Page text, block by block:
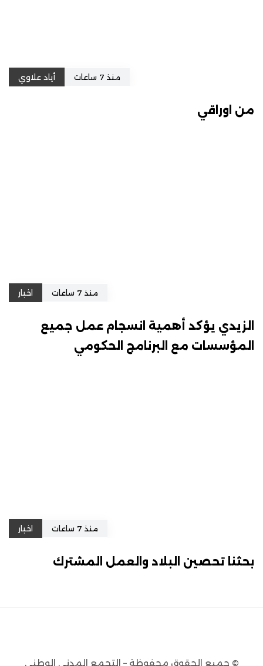
منذ 7 ساعات أياد علاوي
من اوراقي
منذ 7 ساعات اخبار
الزيدي يؤكد أهمية انسجام عمل جميع
المؤسسات مع البرنامج الحكومي
منذ 7 ساعات اخبار
بحثنا تحصين البلاد والعمل المشترك
© جميع الحقوق محفوظة – التجمع المدني الوطني